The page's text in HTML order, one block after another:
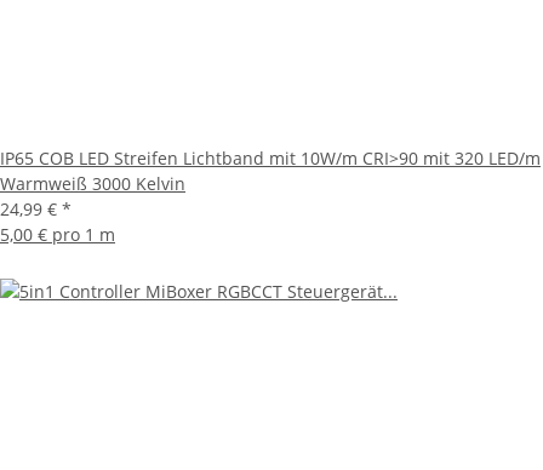
IP65 COB LED Streifen Lichtband mit 10W/m CRI>90 mit 320 LED/m
Warmweiß 3000 Kelvin
24,99 € *
5,00 € pro 1 m